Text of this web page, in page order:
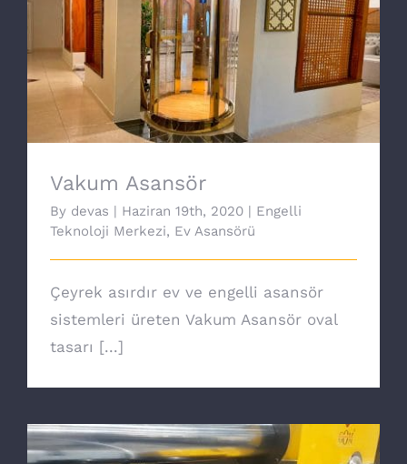
Vakum Asansör
Vakum Asansör
By devas | Haziran 19th, 2020 | Engelli
Teknoloji Merkezi, Ev Asansörü
Çeyrek asırdır ev ve engelli asansör
sistemleri üreten Vakum Asansör oval
tasarı [...]